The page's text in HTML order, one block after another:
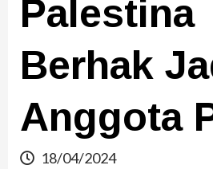
Palestina
Berhak
Anggota
18/04/2024